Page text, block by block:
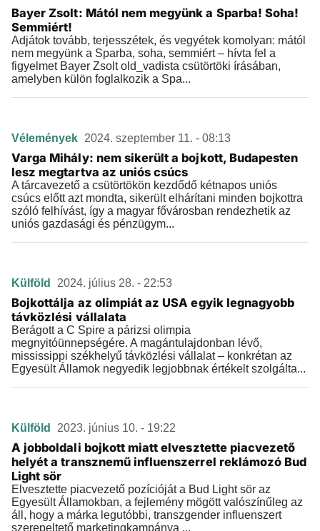
Bayer Zsolt: Mától nem megyünk a Sparba! Soha!
Semmiért!
Adjátok tovább, terjesszétek, és vegyétek komolyan: mától
nem megyünk a Sparba, soha, semmiért – hívta fel a
figyelmet Bayer Zsolt old_vadista csütörtöki írásában,
amelyben külön foglalkozik a Spa...
Vélemények 2024. szeptember 11. - 08:13
Varga Mihály: nem sikerült a bojkott, Budapesten
lesz megtartva az uniós csúcs
A tárcavezető a csütörtökön kezdődő kétnapos uniós
csúcs előtt azt mondta, sikerült elhárítani minden bojkottra
szóló felhívást, így a magyar fővárosban rendezhetik az
uniós gazdasági és pénzügym...
Külföld 2024. július 28. - 22:53
Bojkottálja az olimpiát az USA egyik legnagyobb
távközlési vállalata
Berágott a C Spire a párizsi olimpia
megnyitóünnepségére. A magántulajdonban lévő,
mississippi székhelyű távközlési vállalat – konkrétan az
Egyesült Államok negyedik legjobbnak értékelt szolgálta...
Külföld 2023. június 10. - 19:22
A jobboldali bojkott miatt elvesztette piacvezető
helyét a transznemű influenszerrel reklámozó Bud
Light sör
Elvesztette piacvezető pozícióját a Bud Light sör az
Egyesült Államokban, a fejlemény mögött valószínűleg az
áll, hogy a márka legutóbbi, transzgender influenszert
szerepeltető marketingkampánya ...